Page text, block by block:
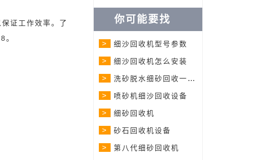
证工作效率。了
。
你可能要找
> 细沙回收机型号参数
> 细沙回收机怎么安装
> 洗砂脱水细砂回收一体机
> 喷砂机细沙回收设备
> 细砂回收机
> 砂石回收机设备
> 第八代细砂回收机